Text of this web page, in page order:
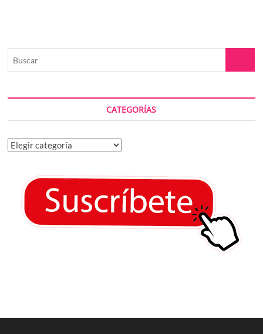
CATEGORÍAS
Categorías